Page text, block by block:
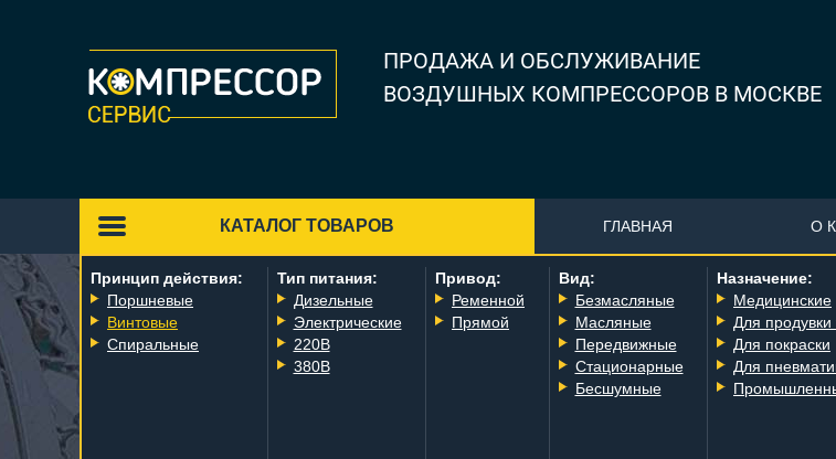
ПРОДАЖА И ОБСЛУЖИВАНИЕ
ВОЗДУШНЫХ КОМПРЕССОРОВ В МОСКВЕ
ГЛАВНАЯ
КАТАЛОГ ТОВАРОВ
Принцип действия:
Поршневые
Винтовые
Спиральные
Тип питания:
Дизельные
Электрические
220В
380В
Привод:
Ременной
Прямой
Вид:
Безмасляные
Масляные
Передвижные
Стационарные
Бесшумные
Назначение:
Медицинские
Для продувки
Для покраски
Для
О